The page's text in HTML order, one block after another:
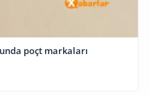
poçt markaları